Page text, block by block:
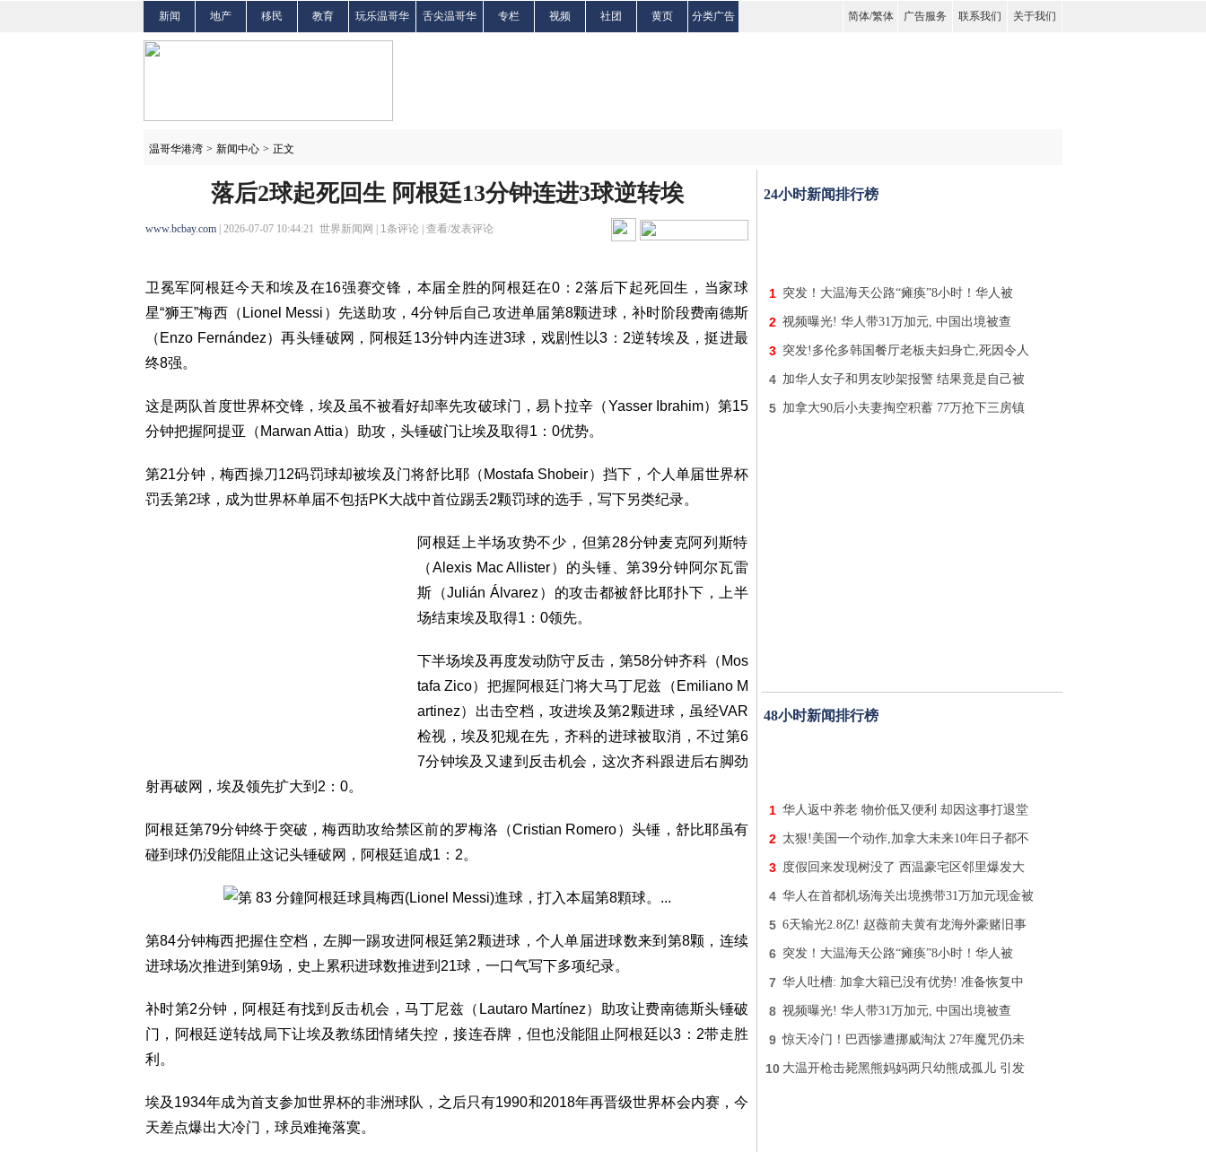
新闻 地产 移民 教育 玩乐温哥华 舌尖温哥华 专栏 视频 社团 黄页 分类广告 简体/繁体 广告服务 联系我们 关于我们
温哥华港湾 > 新闻中心 > 正文
落后2球起死回生 阿根廷13分钟连进3球逆转埃
www.bcbay.com | 2026-07-07 10:44:21 世界新闻网 | 1条评论 | 查看/发表评论
卫冕军阿根廷今天和埃及在16强赛交锋，本届全胜的阿根廷在0：2落后下起死回生，当家球
星“狮王”梅西（Lionel Messi）先送助攻，4分钟后自己攻进单届第8颗进球，补时阶段费南德斯
（Enzo Fernández）再头锤破网，阿根廷13分钟内连进3球，戏剧性以3：2逆转埃及，挺进最
终8强。
这是两队首度世界杯交锋，埃及虽不被看好却率先攻破球门，易卜拉辛（Yasser Ibrahim）第15
分钟把握阿提亚（Marwan Attia）助攻，头锤破门让埃及取得1：0优势。
第21分钟，梅西操刀12码罚球却被埃及门将舒比耶（Mostafa Shobeir）挡下，个人单届世界杯
罚丢第2球，成为世界杯单届不包括PK大战中首位踢丢2颗罚球的选手，写下另类纪录。
阿根廷上半场攻势不少，但第28分钟麦克阿列斯特
（Alexis Mac Allister）的头锤、第39分钟阿尔瓦雷
斯（Julián Álvarez）的攻击都被舒比耶扑下，上半
场结束埃及取得1：0领先。
下半场埃及再度发动防守反击，第58分钟齐科（Mos
tafa Zico）把握阿根廷门将大马丁尼兹（Emiliano M
artinez）出击空档，攻进埃及第2颗进球，虽经VAR
检视，埃及犯规在先，齐科的进球被取消，不过第6
7分钟埃及又逮到反击机会，这次齐科跟进后右脚劲
射再破网，埃及领先扩大到2：0。
阿根廷第79分钟终于突破，梅西助攻给禁区前的罗梅洛（Cristian Romero）头锤，舒比耶虽有
碰到球仍没能阻止这记头锤破网，阿根廷追成1：2。
第84分钟梅西把握住空档，左脚一踢攻进阿根廷第2颗进球，个人单届进球数来到第8颗，连续
进球场次推进到第9场，史上累积进球数推进到21球，一口气写下多项纪录。
补时第2分钟，阿根廷有找到反击机会，马丁尼兹（Lautaro Martínez）助攻让费南德斯头锤破
门，阿根廷逆转战局下让埃及教练团情绪失控，接连吞牌，但也没能阻止阿根廷以3：2带走胜
利。
埃及1934年成为首支参加世界杯的非洲球队，之后只有1990和2018年再晋级世界杯会内赛，今
天差点爆出大冷门，球员难掩落寞。
24小时新闻排行榜
1 突发！大温海天公路“瘫痪”8小时！华人被
2 视频曝光! 华人带31万加元, 中国出境被查
3 突发!多伦多韩国餐厅老板夫妇身亡,死因令人
4 加华人女子和男友吵架报警 结果竟是自己被
5 加拿大90后小夫妻掏空积蓄 77万抢下三房镇
48小时新闻排行榜
1 华人返中养老 物价低又便利 却因这事打退堂
2 太狠!美国一个动作,加拿大未来10年日子都不
3 度假回来发现树没了 西温豪宅区邻里爆发大
4 华人在首都机场海关出境携带31万加元现金被
5 6天输光2.8亿! 赵薇前夫黄有龙海外豪赌旧事
6 突发！大温海天公路“瘫痪”8小时！华人被
7 华人吐槽: 加拿大籍已没有优势! 准备恢复中
8 视频曝光! 华人带31万加元, 中国出境被查
9 惊天冷门！巴西惨遭挪威淘汰 27年魔咒仍未
10 大温开枪击毙黑熊妈妈两只幼熊成孤儿 引发